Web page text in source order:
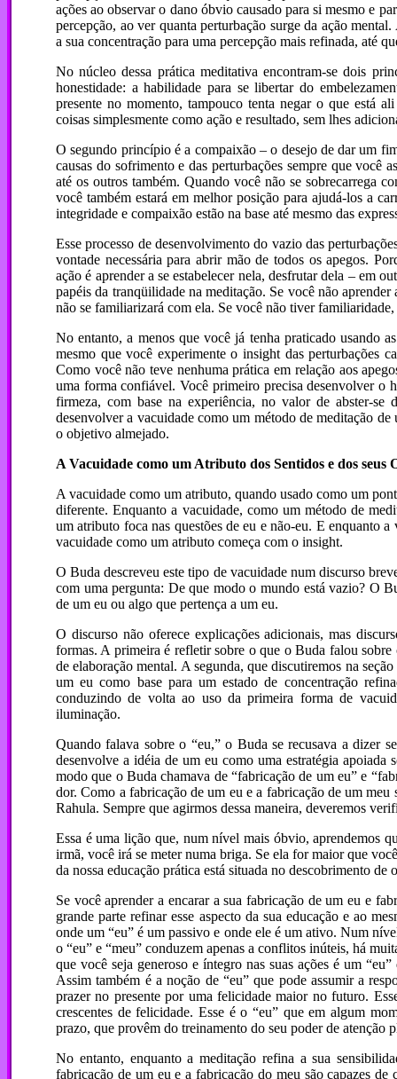
ações ao observar o dano óbvio causado para si mesmo e
percepção, ao ver quanta perturbação surge da ação
a sua concentração para uma percepção mais refinada, até
No núcleo dessa prática meditativa encontram-se dois
honestidade: a habilidade para se libertar do
presente no momento, tampouco tenta negar o que está
coisas simplesmente como ação e resultado, sem lhes
O segundo princípio é a compaixão – o desejo de dar um
causas do sofrimento e das perturbações sempre que você
até os outros também. Quando você não se sobrecarrega
você também estará em melhor posição para ajudá-los a
integridade e compaixão estão na base até mesmo das
Esse processo de desenvolvimento do vazio das
vontade necessária para abrir mão de todos os apegos.
ação é aprender a se estabelecer nela, desfrutar dela – em
papéis da tranqüilidade na meditação. Se você não
não se familiarizará com ela. Se você não tiver
No entanto, a menos que você já tenha praticado usando
mesmo que você experimente o insight das perturbações
Como você não teve nenhuma prática em relação aos
uma forma confiável. Você primeiro precisa desenvolver o
firmeza, com base na experiência, no valor de abster-
desenvolver a vacuidade como um método de meditação
o objetivo almejado.
A Vacuidade como um Atributo dos Sentidos e dos seus
A vacuidade como um atributo, quando usado como um
diferente. Enquanto a vacuidade, como um método de
um atributo foca nas questões de eu e não-eu. E enquanto
vacuidade como um atributo começa com o insight.
O Buda descreveu este tipo de vacuidade num discurso
com uma pergunta: De que modo o mundo está vazio? O
de um eu ou algo que pertença a um eu.
O discurso não oferece explicações adicionais, mas
formas. A primeira é refletir sobre o que o Buda falou
de elaboração mental. A segunda, que discutiremos na
um eu como base para um estado de concentração
conduzindo de volta ao uso da primeira forma de
iluminação.
Quando falava sobre o “eu,” o Buda se recusava a dizer
desenvolve a idéia de um eu como uma estratégia
modo que o Buda chamava de “fabricação de um eu” e
dor. Como a fabricação de um eu e a fabricação de um
Rahula. Sempre que agirmos dessa maneira, deveremos
Essa é uma lição que, num nível mais óbvio, aprendemos
irmã, você irá se meter numa briga. Se ela for maior que
da nossa educação prática está situada no descobrimento
Se você aprender a encarar a sua fabricação de um eu e
grande parte refinar esse aspecto da sua educação e ao
onde um “eu” é um passivo e onde ele é um ativo. Num
o “eu” e “meu” conduzem apenas a conflitos inúteis, há
que você seja generoso e íntegro nas suas ações é um
Assim também é a noção de “eu” que pode assumir a
prazer no presente por uma felicidade maior no futuro.
crescentes de felicidade. Esse é o “eu” que em algum
prazo, que provêm do treinamento do seu poder de atenção
No entanto, enquanto a meditação refina a sua
fabricação de um eu e a fabricação do meu são capazes